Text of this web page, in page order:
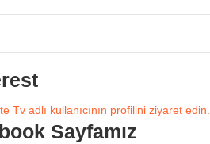
Tv adlı kullanıcının profilini ziyaret edin.
Sayfamız